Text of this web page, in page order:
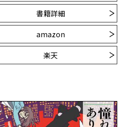
書籍詳細
amazon
楽天